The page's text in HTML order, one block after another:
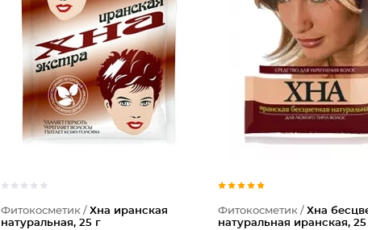
Фитокосметик / Хна иранская
натуральная, 25 г
Фитокосметик / Хна
натуральная иранская, 25